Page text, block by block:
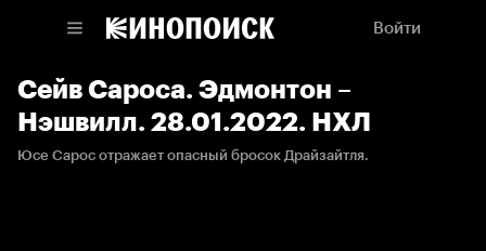
Войти
Сейв Сароса. Эдмонтон –
Нэшвилл. 28.01.2022. НХЛ
Юсе Сарос отражает опасный бросок Драйзайтля.